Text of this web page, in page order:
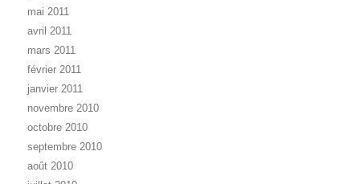
mai 2011
avril 2011
mars 2011
février 2011
janvier 2011
novembre 2010
octobre 2010
septembre 2010
août 2010